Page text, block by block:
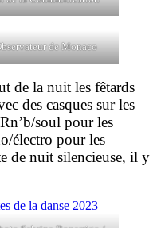
de Monaco
de la nuit les fêtards
des casques sur les
soul pour les
électro pour les
de nuit silencieuse, il y